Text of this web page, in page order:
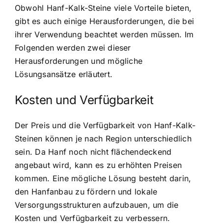
Obwohl Hanf-Kalk-Steine viele Vorteile bieten,
gibt es auch einige Herausforderungen, die bei
ihrer Verwendung beachtet werden müssen. Im
Folgenden werden zwei dieser
Herausforderungen und mögliche
Lösungsansätze erläutert.
Kosten und Verfügbarkeit
Der Preis und die Verfügbarkeit von Hanf-Kalk-
Steinen können je nach Region unterschiedlich
sein. Da Hanf noch nicht flächendeckend
angebaut wird, kann es zu erhöhten Preisen
kommen. Eine mögliche Lösung besteht darin,
den Hanfanbau zu fördern und lokale
Versorgungsstrukturen aufzubauen, um die
Kosten und Verfügbarkeit zu verbessern.